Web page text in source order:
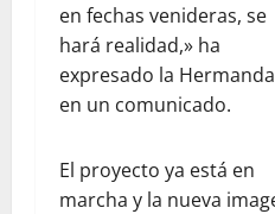
en fechas venideras, se
hará realidad,» ha
expresado la
en un comunicado.
El proyecto ya está en
marcha y la nueva